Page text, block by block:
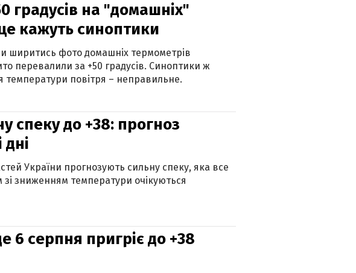
градусів на "домашніх"
кажуть синоптики
ширитись фото домашніх термометрів
перевалили за +50 градусів. Синоптики ж
повітря – неправильне.
спеку до +38: прогноз
України прогнозують сильну спеку, яка все
зниженням температури очікуються
6 серпня пригріє до +38